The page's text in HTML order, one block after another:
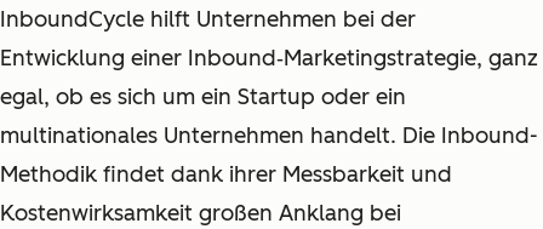
InboundCycle hilft Unternehmen bei der
Entwicklung einer Inbound‑Marketingstrategie, ganz
egal, ob es sich um ein Startup oder ein
multinationales Unternehmen handelt. Die Inbound-
Methodik findet dank ihrer Messbarkeit und
Kostenwirksamkeit großen Anklang bei